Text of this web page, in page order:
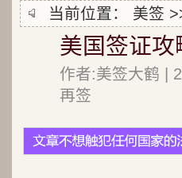
当前位置： 美签
美国签证
作者:美签大鹤 |
再签